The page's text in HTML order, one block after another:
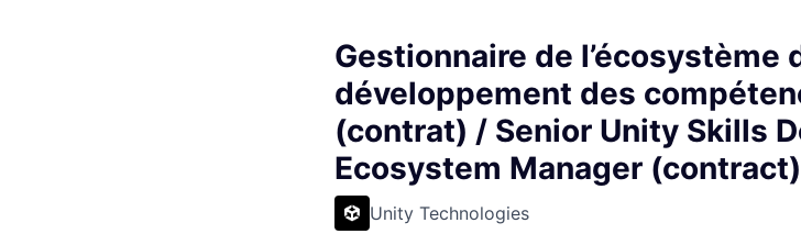
Gestionnaire de l’écosystème
développement des
(contrat) / Senior Unity Skills
Ecosystem Manager (contract)
Unity Technologies